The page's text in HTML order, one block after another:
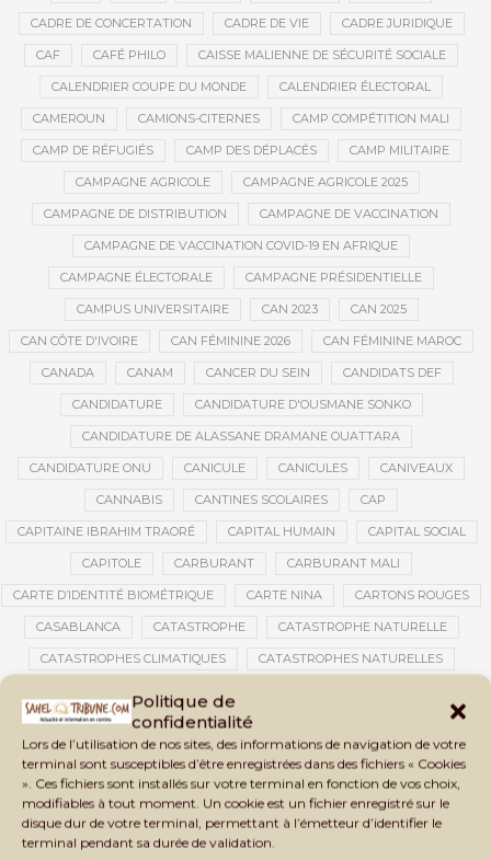
Politique de
confidentialité
Lors de l’utilisation de nos sites, des informations de navigation de votre
terminal sont susceptibles d’être enregistrées dans des fichiers « Cookies
». Ces fichiers sont installés sur votre terminal en fonction de vos choix,
modifiables à tout moment. Un cookie est un fichier enregistré sur le
disque dur de votre terminal, permettant à l’émetteur d’identifier le
terminal pendant sa durée de validation.
CADRE DE CONCERTATION CADRE DE VIE CADRE JURIDIQUE
CAF CAFÉ PHILO CAISSE MALIENNE DE SÉCURITÉ SOCIALE
CALENDRIER COUPE DU MONDE CALENDRIER ÉLECTORAL
CAMEROUN CAMIONS-CITERNES CAMP COMPÉTITION MALI
CAMP DE RÉFUGIÉS CAMP DES DÉPLACÉS CAMP MILITAIRE
CAMPAGNE AGRICOLE CAMPAGNE AGRICOLE 2025
CAMPAGNE DE DISTRIBUTION CAMPAGNE DE VACCINATION
CAMPAGNE DE VACCINATION COVID-19 EN AFRIQUE
CAMPAGNE ÉLECTORALE CAMPAGNE PRÉSIDENTIELLE
CAMPUS UNIVERSITAIRE CAN 2023 CAN 2025
CAN CÔTE D'IVOIRE CAN FÉMININE 2026 CAN FÉMININE MAROC
CANADA CANAM CANCER DU SEIN CANDIDATS DEF
CANDIDATURE CANDIDATURE D'OUSMANE SONKO
CANDIDATURE DE ALASSANE DRAMANE OUATTARA
CANDIDATURE ONU CANICULE CANICULES CANIVEAUX
CANNABIS CANTINES SCOLAIRES CAP
CAPITAINE IBRAHIM TRAORÉ CAPITAL HUMAIN CAPITAL SOCIAL
CAPITOLE CARBURANT CARBURANT MALI
CARTE D’IDENTITÉ BIOMÉTRIQUE CARTE NINA CARTONS ROUGES
CASABLANCA CATASTROPHE CATASTROPHE NATURELLE
CATASTROPHES CLIMATIQUES CATASTROPHES NATURELLES
CÉDÉAO CEDEAO CEI CÉLÉBRATION NATIONALE CEMAC
CEMAPI CEN-SNESUP CENOU CENSURE
CENTRAFRIQUE CENTRALE SOLAIRE
CENTRALE SOLAIRE DE SANANKOROBA CENTRALES SOLAIRES
CENTRE D'INTELLIGENCE ARTIFICIELLE